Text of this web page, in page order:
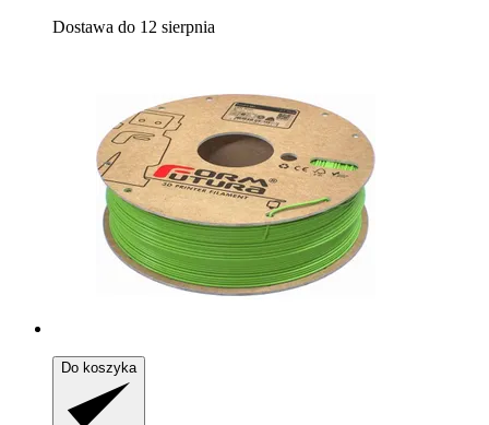
Dostawa do 12 sierpnia
Do koszyka